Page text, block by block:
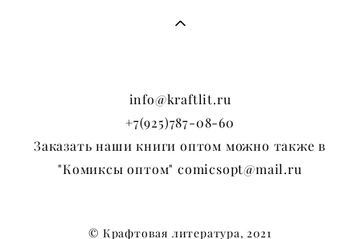
info@kraftlit.ru
+7(925)787-08-60
Заказать наши книги оптом можно также в
"Комиксы оптом" comicsopt@mail.ru
© Крафтовая литература, 2021